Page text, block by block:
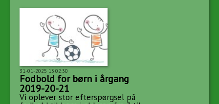
31-01-2025 13:02:30
Fodbold for børn i årgang
2019-20-21
Vi oplever stor efterspørgsel på